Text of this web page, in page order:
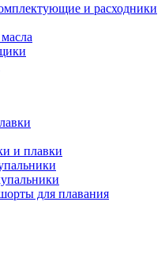
и расходники
и плавки
для плавания